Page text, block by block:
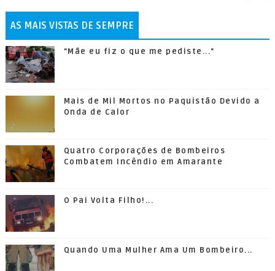
AS MAIS VISTAS DE SEMPRE
"Mãe eu fiz o que me pediste..."
Mais de Mil Mortos no Paquistão Devido a
Onda de Calor
Quatro Corporações de Bombeiros
Combatem Incêndio em Amarante
O Pai Volta Filho!...
Quando Uma Mulher Ama Um Bombeiro...